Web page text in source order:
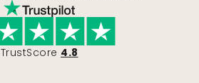
TrustScore 4.8